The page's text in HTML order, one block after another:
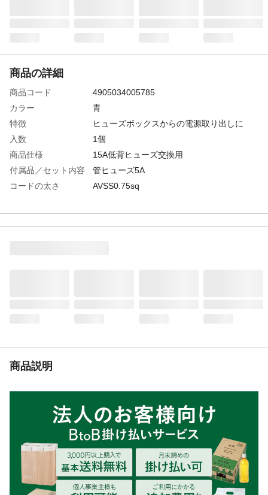
商品の詳細
商品コード
4905034005785
カラー
青
特徴
ヒューズボックスからの電源取り出しに
入数
1個
商品仕様
15A低背ヒューズ交換用
付属品／セット内容
管ヒューズ5A
コードの太さ
AVSS0.75sq
使用可能電力
DC12V60W以下/DC24V120W以下
商品説明